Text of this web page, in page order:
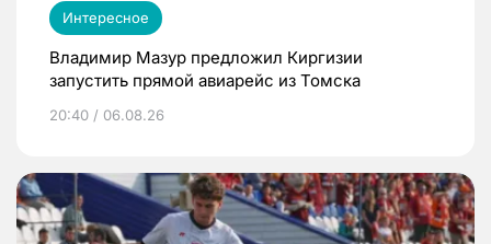
Интересное
Владимир Мазур предложил Киргизии
запустить прямой авиарейс из Томска
20:40 / 06.08.26